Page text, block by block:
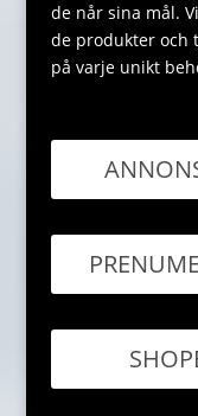
de når sina mål.
de produkter och
på varje unikt